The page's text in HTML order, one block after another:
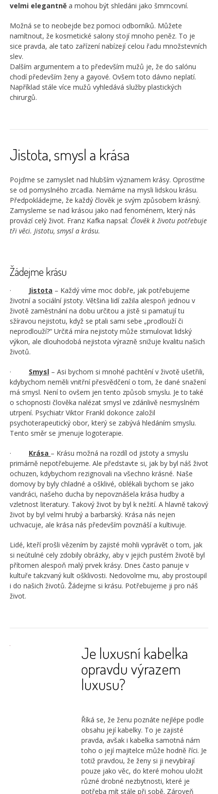
velmi elegantně a mohou být shledáni jako šmrncovní.
Možná se to neobejde bez pomoci odborníků. Můžete
namítnout, že kosmetické salony stojí mnoho peněz. To je
sice pravda, ale tato zařízení nabízejí celou řadu množstevních
slev.
Dalším argumentem a to především mužů je, že do salónu
chodí především ženy a gayové. Ovšem toto dávno neplatí.
Například stále více mužů vyhledává služby plastických
chirurgů.
Jistota, smysl a krása
Pojďme se zamyslet nad hlubším významem krásy. Oprosťme
se od pomyslného zrcadla. Nemáme na mysli lidskou krásu.
Předpokládejme, že každý člověk je svým způsobem krásný.
Zamysleme se nad krásou jako nad fenoménem, který nás
provází celý život. Franz Kafka napsal: Člověk k životu potřebuje
tři věci. Jistotu, smysl a krásu.
Žádejme krásu
· Jistota – Každý víme moc dobře, jak potřebujeme
životní a sociální jistoty. Většina lidí zažila alespoň jednou v
životě zaměstnání na dobu určitou a jistě si pamatují tu
sžíravou nejistotu, když se ptali sami sebe „prodlouží či
neprodlouží?“ Určitá míra nejistoty může stimulovat lidský
výkon, ale dlouhodobá nejistota výrazně snižuje kvalitu našich
životů.
· Smysl – Asi bychom si mnohé pachtění v životě ušetřili,
kdybychom neměli vnitřní přesvědčení o tom, že dané snažení
má smysl. Není to ovšem jen tento způsob smyslu. Je to také
o schopnosti člověka nalézat smysl ve zdánlivě nesmyslném
utrpení. Psychiatr Viktor Frankl dokonce založil
psychoterapeutický obor, který se zabývá hledáním smyslu.
Tento směr se jmenuje logoterapie.
· Krása – Krásu možná na rozdíl od jistoty a smyslu
primárně nepotřebujeme. Ale představte si, jak by byl náš život
ochuzen, kdybychom rezignovali na všechno krásné. Naše
domovy by byly chladné a ošklivé, oblékali bychom se jako
vandráci, našeho ducha by nepovznášela krása hudby a
vzletnost literatury. Takový život by byl k nežití. A hlavně takový
život by byl velmi hrubý a barbarský. Krása nás nejen
uchvacuje, ale krása nás především povznáší a kultivuje.
Lidé, kteří prošli vězením by zajisté mohli vyprávět o tom, jak
si neútulné cely zdobily obrázky, aby v jejich pustém životě byl
přítomen alespoň malý prvek krásy. Dnes často panuje v
kultuře takzvaný kult ošklivosti. Nedovolme mu, aby prostoupil
i do našich životů. Žádejme si krásu. Potřebujeme ji pro náš
život.
Je luxusní kabelka
opravdu výrazem
luxusu?
Říká se, že ženu poznáte nejlépe podle
obsahu její kabelky. To je zajisté
pravda, avšak i kabelka samotná nám
toho o její majitelce může hodně říci. Je
totiž pravdou, že ženy si ji nevybírají
pouze jako věc, do které mohou uložit
různé drobné nezbytnosti, které je
potřeba mít stále při sobě. Zároveň